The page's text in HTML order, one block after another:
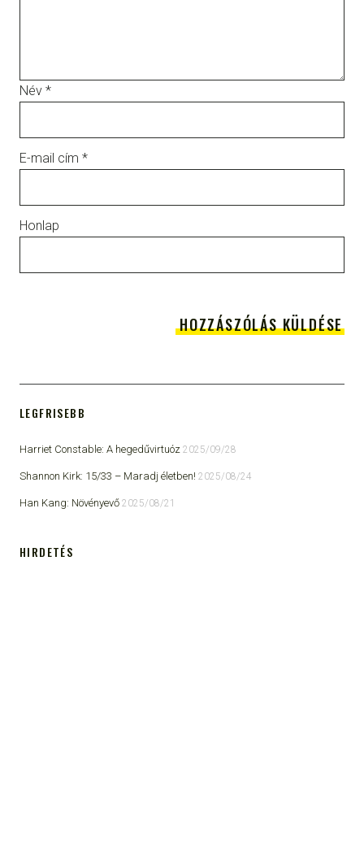
Név *
E-mail cím *
Honlap
LEGFRISEBB
Harriet Constable: A hegedűvirtuóz 2025/09/28
Shannon Kirk: 15/33 ​– Maradj életben! 2025/08/24
Han Kang: Növényevő 2025/08/21
HIRDETÉS